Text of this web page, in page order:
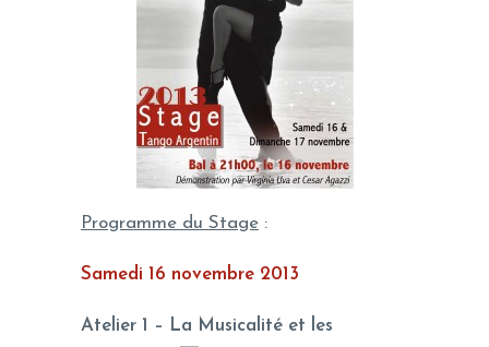
Programme du Stage :
Samedi 16 novembre 2013
Atelier 1 – La Musicalité et les